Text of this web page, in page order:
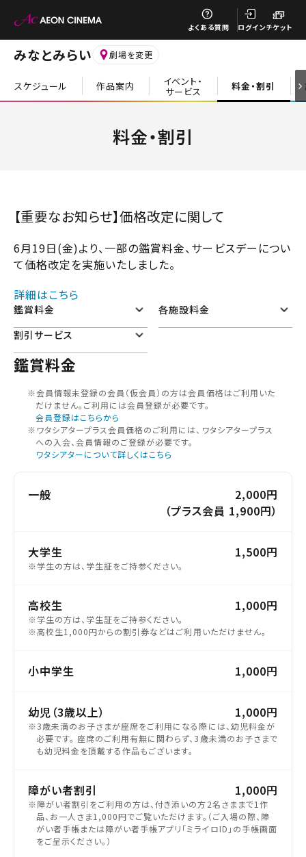
よくある質問 ログインチケット
みなとみらい 劇場を変更
スケジュール 作品案内 イベント・
サービス 料金・割引
料金・割引
【重要なお知らせ】価格改定に関して
6月19日(金)より、一部の鑑賞料金、サービスデーについ
て価格改定を実施いたしました。
詳細はこちら
鑑賞料金
各施設料金
割引サービス
鑑賞料金
※会員情報未登録の会員（仮会員）の⽅は会員価格はご利⽤いた
だけません。ご利⽤には会員登録が必要です。
会員登録はこちらから
※ワタシアタープラス会員価格のご利用には、ワタシアタープラス
への入会、会員情報のご登録が必要です。
ワタシアターについて詳しくはこちら
一般
2,000円
（プラス会員 1,900円）
大学生 1,500円
※学生の方は、学生証をご持参ください。
高校生 1,000円
※学生の方は、学生証をご持参ください。
※高校生1,000円からの割引券などはご利用いただけません。
小中学生 1,000円
幼児（3歳以上） 1,000円
※3歳未満のお子さまが座席をご利用になる際には、幼児料金が
必要です。 座席のご利用有無に関わらず、3歳未満のお子さまで
も幼児料金を頂戴する作品もございます。
障がい者割引 1,000円
※障がい者割引をご利用の方は、付き添いの方2名さままで1作
品、お一人さま1,000円でご覧いただけます。（ご入場の際、障
がい者手帳または障がい者手帳アプリ「ミライロID」の手帳画面
をご呈示ください。）
閉じる
閉じる